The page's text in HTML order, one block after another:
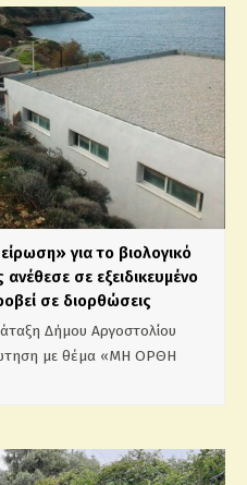
για το βιολογικό
σε εξειδικευμένο
σε διορθώσεις
Δήμου Αργοστολίου
με θέμα «ΜΗ ΟΡΘΗ